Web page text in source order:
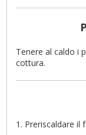
Tenere al caldo i
cottura.
Preriscaldare il